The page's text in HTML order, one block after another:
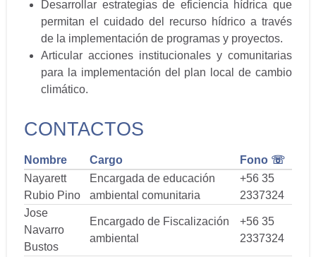
Desarrollar estrategias de eficiencia hídrica que
permitan el cuidado del recurso hídrico a través
de la implementación de programas y proyectos.
Articular acciones institucionales y comunitarias
para la implementación del plan local de cambio
climático.
CONTACTOS
Nombre Cargo
Fono ☏
Nayarett
Rubio Pino
Encargada de educación
ambiental comunitaria
+56 35
2337324
Jose
Navarro
Bustos
Encargado de Fiscalización
ambiental
+56 35
2337324